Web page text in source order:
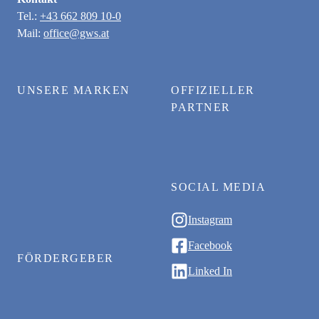
Tel.: +43 662 809 10-0
Mail: office@gws.at
UNSERE MARKEN
FÖRDERGEBER
OFFIZIELLER
PARTNER
SOCIAL MEDIA
Instagram
Facebook
Linked In